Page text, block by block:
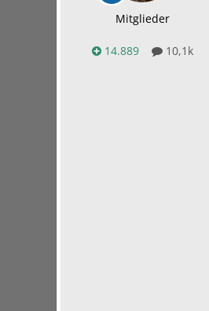
Mitglieder
14.889 10,1k